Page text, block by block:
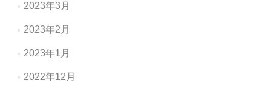
2023年3月
2023年2月
2023年1月
2022年12月